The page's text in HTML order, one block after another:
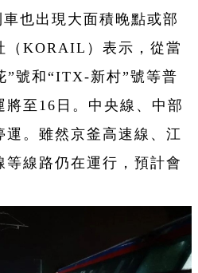
也出現大面積晚點或部
（KORAIL）表示，從當
”號和“ITX-新村”號等普
至16日。中央線、中部
運。雖然京釜高速線、江
等線路仍在運行，預計會